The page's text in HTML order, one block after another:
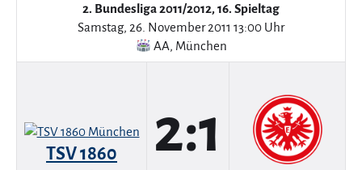
2. Bundesliga 2011/2012, 16. Spieltag
Samstag, 26. November 2011 13:00 Uhr
AA, München
TSV 1860
2:1